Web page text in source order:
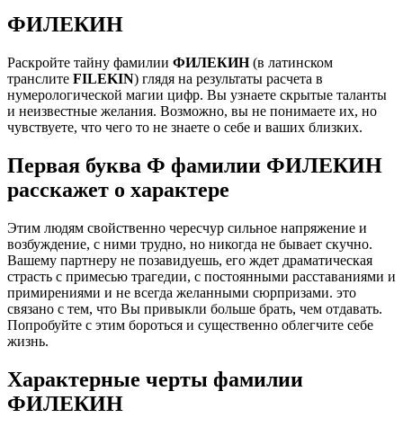
ФИЛЕКИН
Раскройте тайну фамилии ФИЛЕКИН(в латинском
транслите FILEKIN) глядя на результаты расчета в
нумерологической магии цифр. Вы узнаете скрытые таланты
и неизвестные желания. Возможно, вы не понимаете их, но
чувствуете, что чего то не знаете о себе и ваших близких.
Первая буква Ф фамилии ФИЛЕКИН
расскажет о характере
Этим людям свойственно чересчур сильное напряжение и
возбуждение, с ними трудно, но никогда не бывает скучно.
Вашему партнеру не позавидуешь, его ждет драматическая
страсть с примесью трагедии, с постоянными расставаниями и
примирениями и не всегда желанными сюрпризами. это
связано с тем, что Вы привыкли больше брать, чем отдавать.
Попробуйте с этим бороться и существенно облегчите себе
жизнь.
Характерные черты фамилии
ФИЛЕКИН